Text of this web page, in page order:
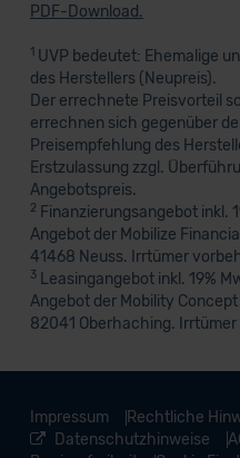
PDF-Download.
1UVP bedeutet: Ehemalige
des Herstellers (Neupreis).
Der errechnete Preisvorteil
errechnen sich gegenüber
Preisempfehlung des
Erstzulassung zzgl.
Angebotspreis.
2 Finanzierungsangebot inkl.
Angebot der Mobilize
41468 Neuss. Irrtümer
3Leasingangebot inkl. 19%
Angebot der Mobility
82041 Oberhaching.
Impressum Rechtliche
Datenschutzhinweise